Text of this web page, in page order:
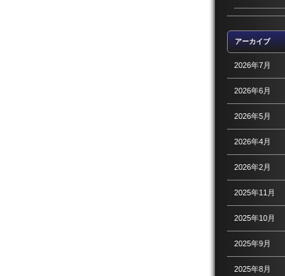
アーカイブ
2026年7月
2026年6月
2026年5月
2026年4月
2026年2月
2025年11月
2025年10月
2025年9月
2025年8月